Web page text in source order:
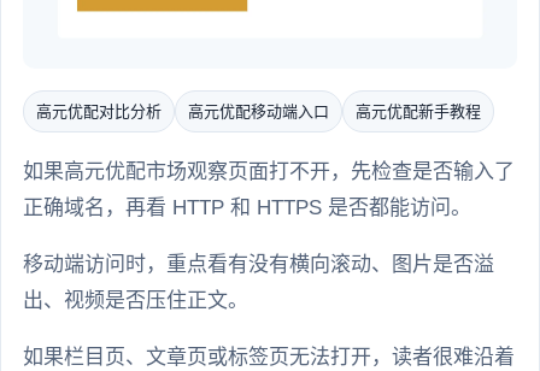
高元优配对比分析 高元优配移动端入口 高元优配新手教程
如果高元优配市场观察页面打不开，先检查是否输入了
正确域名，再看 HTTP 和 HTTPS 是否都能访问。
移动端访问时，重点看有没有横向滚动、图片是否溢
出、视频是否压住正文。
如果栏目页、文章页或标签页无法打开，读者很难沿着